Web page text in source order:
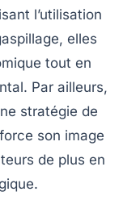
l’utilisation
elles
tout en
Par ailleurs,
stratégie de
son image
de plus en